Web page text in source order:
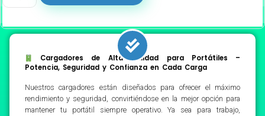
Cargadores de Alta Calidad para Portátiles –
Potencia, Seguridad y Confianza en Cada Carga
Nuestros cargadores están diseñados para ofrecer el máximo
rendimiento y seguridad, convirtiéndose en la mejor opción para
mantener tu portátil siempre operativo. Ya sea para trabajo,